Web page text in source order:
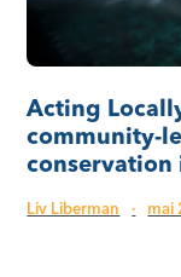
Acting
community-
conservation
Liv Liberman · mai